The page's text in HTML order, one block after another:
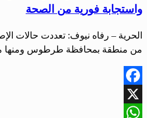
واستجابة فورية من الصحة
الحرية – رفاه نيوف: تعددت حالات
من منطقة بمحافظة طرطوس ومنها
Facebook
X